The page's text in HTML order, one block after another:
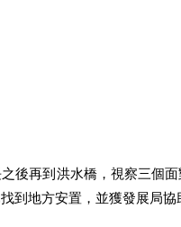
後再到洪水橋，視察三個
到地方安置，並獲發展局協